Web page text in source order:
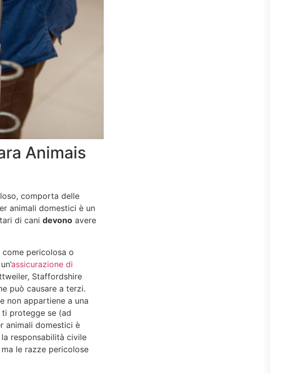
Animais
comporta delle
animali domestici è un
di cani devono avere
come pericolosa o
assicurazione di
Staffordshire
può causare a terzi.
non appartiene a una
ti protegge se (ad
animali domestici è
responsabilità civile
le razze pericolose